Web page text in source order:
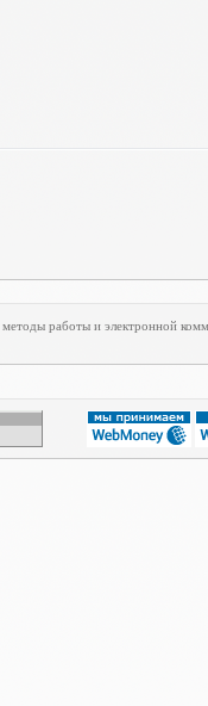
работы и электронной